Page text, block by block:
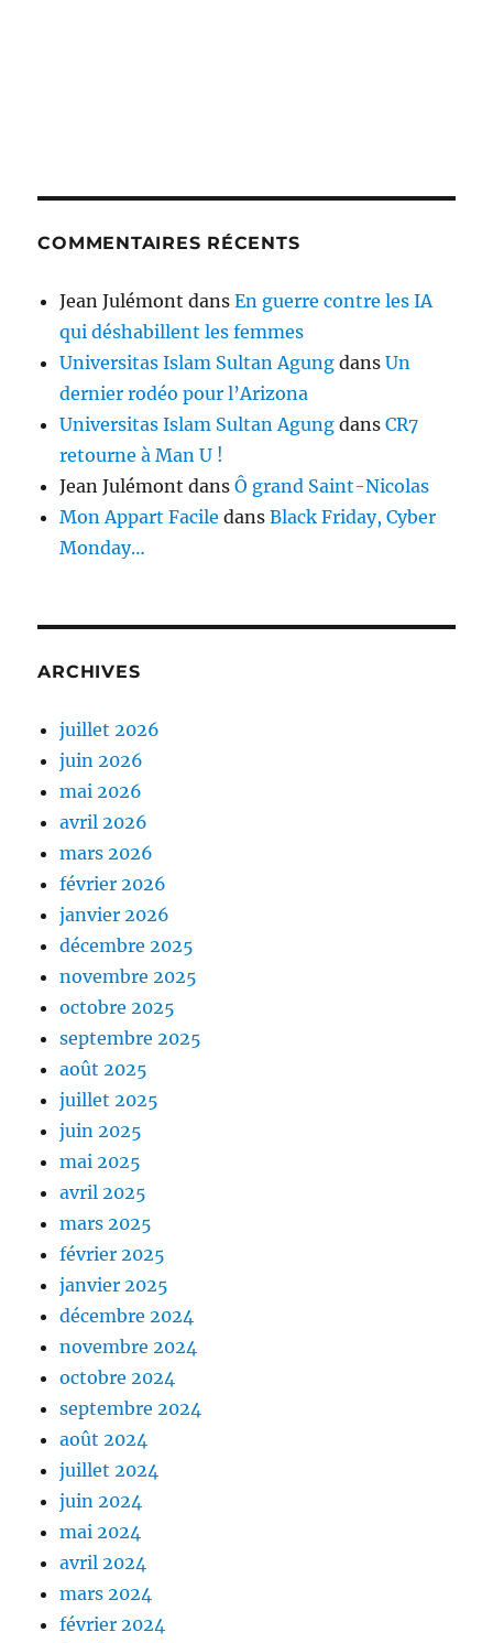
COMMENTAIRES RÉCENTS
Jean Julémont dansEn guerre contre les IA
qui déshabillent les femmes
Universitas Islam Sultan Agung dansUn
dernier rodéo pour l’Arizona
Universitas Islam Sultan Agung dansCR7
retourne à Man U !
Jean Julémont dansÔ grand Saint-Nicolas
Mon Appart Facile dansBlack Friday, Cyber
Monday…
ARCHIVES
juillet 2026
juin 2026
mai 2026
avril 2026
mars 2026
février 2026
janvier 2026
décembre 2025
novembre 2025
octobre 2025
septembre 2025
août 2025
juillet 2025
juin 2025
mai 2025
avril 2025
mars 2025
février 2025
janvier 2025
décembre 2024
novembre 2024
octobre 2024
septembre 2024
août 2024
juillet 2024
juin 2024
mai 2024
avril 2024
mars 2024
février 2024